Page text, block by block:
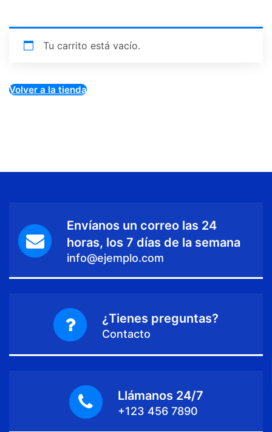
Tu carrito está vacío.
Volver a la tienda
Envíanos un correo las 24
horas, los 7 días de la semana
info@ejemplo.com
¿Tienes preguntas?
Contacto
Llámanos 24/7
+123 456 7890